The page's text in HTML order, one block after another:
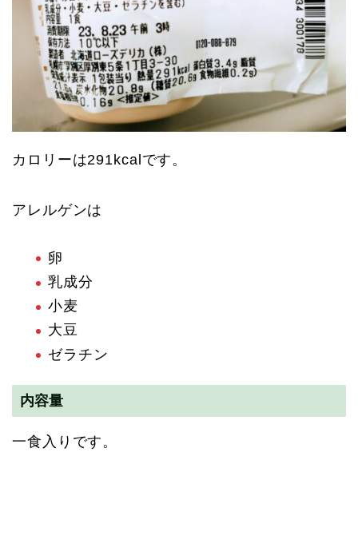
カロリーは291kcalです。
アレルゲンは
卵
乳成分
小麦
大豆
ゼラチン
内容量
一食入りです。